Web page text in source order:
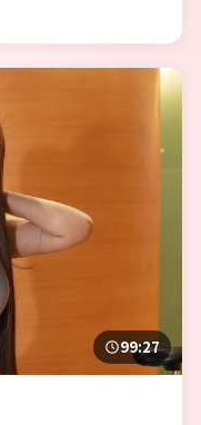
99:27